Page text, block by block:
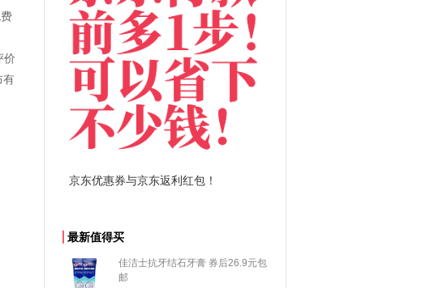
价
有
拼多多优惠券+拼多多返利
最新值得买
佳洁士抗牙结石牙膏 券后26.9元包
邮